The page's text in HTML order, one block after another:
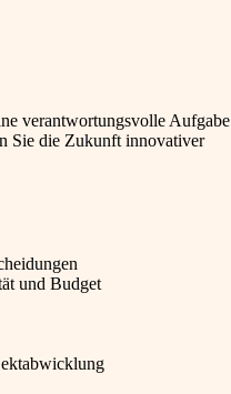
verantwortungsvolle Aufgabe
Sie die Zukunft innovativer
und Budget